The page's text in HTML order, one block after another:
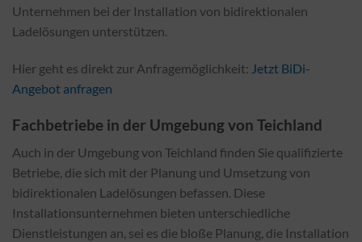
Unternehmen bei der Installation von bidirektionalen
Ladelösungen unterstützen.
Hier geht es direkt zur Anfragemöglichkeit: Jetzt BiDi-
Angebot anfragen
Fachbetriebe in der Umgebung von Teichland
Auch in der Umgebung von Teichland finden Sie qualifizierte
Betriebe, die sich mit der Planung und Umsetzung von
bidirektionalen Ladelösungen befassen. Diese
Installationsunternehmen bieten unterschiedliche
Dienstleistungen an, sei es die bloße Planung, die Installation